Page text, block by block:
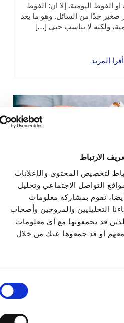
المحتوى والإعلانات
التواصل الاجتماعي وتحليل
نقوم بمشاركة معلومات
والمروجين وأصحاب
قد يجمعونها مع أي معلومات
أو قد جمعوها عنك من خلال
اليومية. إلا ان: الفوط
جدًا من السائل. وهو ما يعد
ولكنه لا يناسب حتى […]
المزيد
البول
خاصة لدى النساء.
هو أنه غالبًا ما يعاني
أحد العوامل التي تزيد
بسيطة وحتى كميات كبيرة،